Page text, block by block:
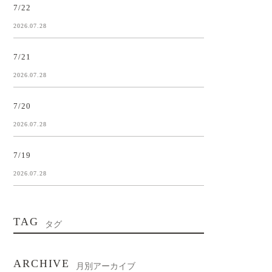
7/22
2026.07.28
7/21
2026.07.28
7/20
2026.07.28
7/19
2026.07.28
TAG タグ
ARCHIVE 月別アーカイブ